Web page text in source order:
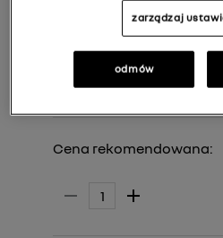
Cena rekomendowana:
zarządzaj
odmów